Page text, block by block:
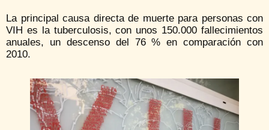
La principal causa directa de muerte para personas con
VIH es la tuberculosis, con unos 150.000 fallecimientos
anuales, un descenso del 76 % en comparación con
2010.